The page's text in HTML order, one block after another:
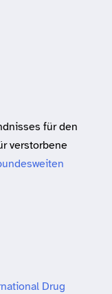
für den
verstorbene
Drug